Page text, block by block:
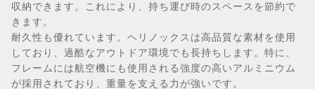
収納できます。これにより、持ち運び時のスペースを節約で
きます。
耐久性も優れています。ヘリノックスは高品質な素材を使用
しており、過酷なアウトドア環境でも長持ちします。特に、
フレームには航空機にも使用される強度の高いアルミニウム
が採用されており、重量を支える力が強いです。